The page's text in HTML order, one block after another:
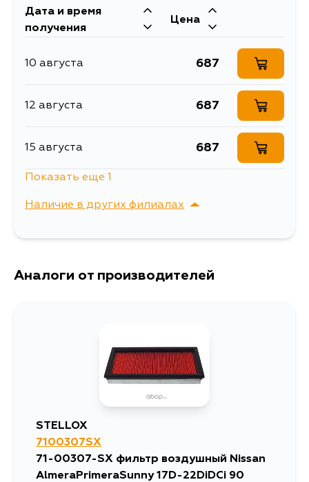
Расширенное описание
для автомобилей
Nissan X-Trail (00-)/
Дата и время
получения
Цена
10 августа 687
12 августа 687
15 августа 687
Показать еще 1
Наличие в других филиалах
г. Владивосток,
Аналоги от производителей
STELLOX
7100307SX
71-00307-SX фильтр воздушный Nissan
AlmeraPrimeraSunny 17D-22DiDCi 90